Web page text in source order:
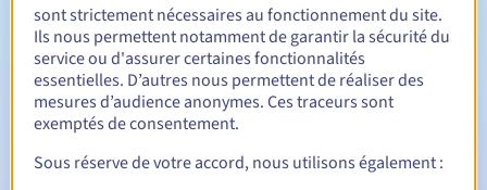
Période de rédemption 30 jours
sont strictement nécessaires au fonctionnement du site.
Ils nous permettent notamment de garantir la sécurité du
service ou d'assurer certaines fonctionnalités
essentielles. D’autres nous permettent de réaliser des
mesures d’audience anonymes. Ces traceurs sont
exemptés de consentement.
Sous réserve de votre accord, nous utilisons également :